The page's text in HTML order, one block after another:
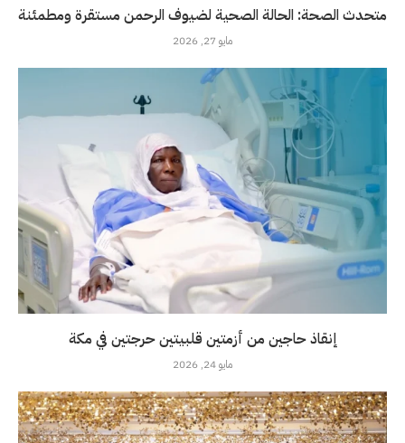
متحدث الصحة: الحالة الصحية لضيوف الرحمن مستقرة ومطمئنة
مايو 27, 2026
إنقاذ حاجين من أزمتين قلبيتين حرجتين في مكة
مايو 24, 2026